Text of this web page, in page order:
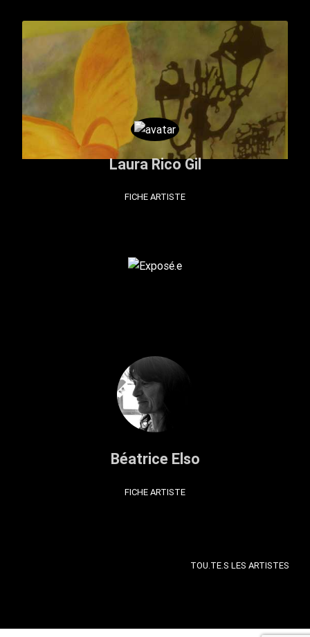
Laura Rico Gil
FICHE ARTISTE
Béatrice Elso
FICHE ARTISTE
TOU.TE.S LES ARTISTES